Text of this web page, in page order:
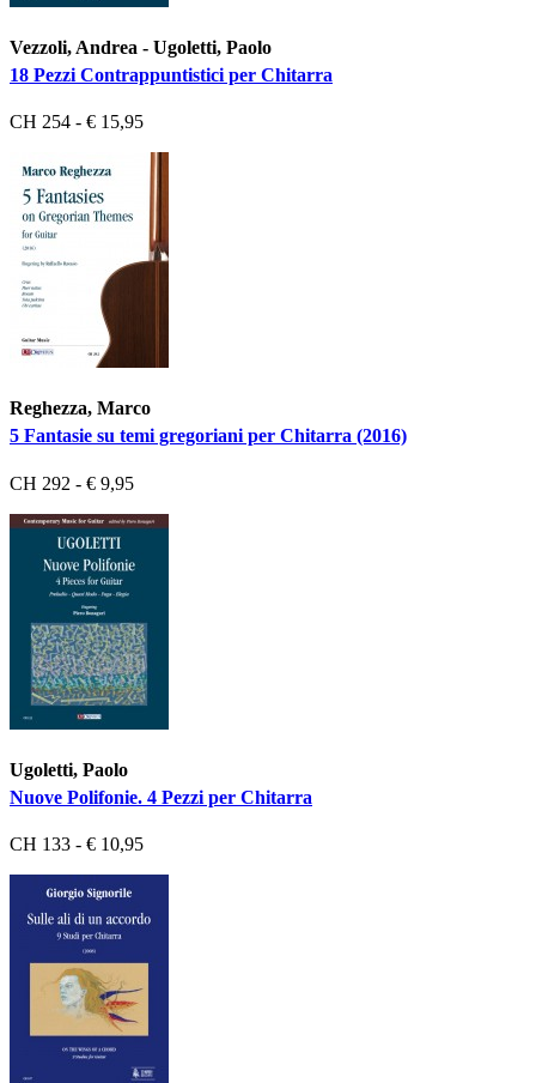
Vezzoli, Andrea - Ugoletti, Paolo
18 Pezzi Contrappuntistici per Chitarra
CH 254 - € 15,95
Reghezza, Marco
5 Fantasie su temi gregoriani per Chitarra (2016)
CH 292 - € 9,95
Ugoletti, Paolo
Nuove Polifonie. 4 Pezzi per Chitarra
CH 133 - € 10,95